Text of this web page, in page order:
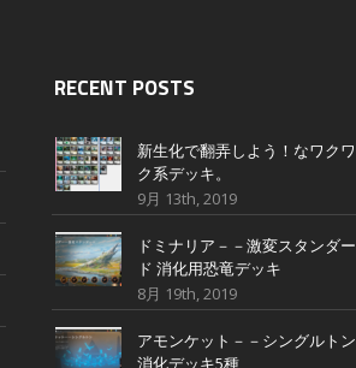
RECENT POSTS
新生化で翻弄しよう！なワクワ
ク系デッキ。
9月 13th, 2019
ドミナリア－－激変スタンダー
ド 消化用恐竜デッキ
8月 19th, 2019
アモンケット－－シングルトン
消化デッキ5種